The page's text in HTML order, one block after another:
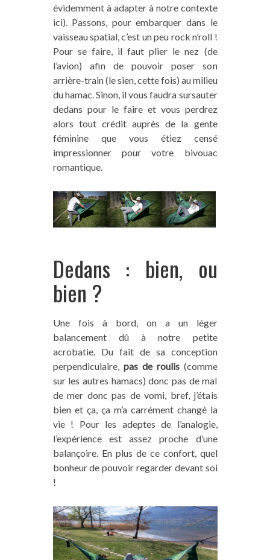
évidemment à adapter à notre contexte
ici). Passons, pour embarquer dans le
vaisseau spatial, c’est un peu rock n’roll !
Pour se faire, il faut plier le nez (de
l’avion) afin de pouvoir poser son
arrière-train (le sien, cette fois) au milieu
du hamac. Sinon, il vous faudra sursauter
dedans pour le faire et vous perdrez
alors tout crédit auprès de la gente
féminine que vous étiez censé
impressionner pour votre bivouac
romantique.
Dedans : bien, ou
bien ?
Une fois à bord, on a un léger
balancement dû à notre petite
acrobatie. Du fait de sa conception
perpendiculaire, pas de roulis(comme
sur les autres hamacs) donc pas de mal
de mer donc pas de vomi, bref, j’étais
bien et ça, ça m’a carrément changé la
vie ! Pour les adeptes de l’analogie,
l’expérience est assez proche d’une
balançoire. En plus de ce confort, quel
bonheur de pouvoir regarder devant soi
!